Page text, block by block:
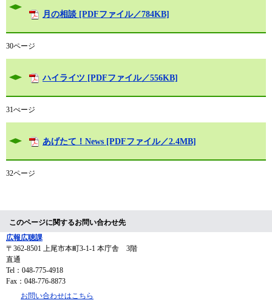
月の相談 [PDFファイル／784KB]
30ページ
ハイライツ [PDFファイル／556KB]
31ぺージ
あげたて！News [PDFファイル／2.4MB]
32ページ
このページに関するお問い合わせ先
広報広聴課
〒362-8501 上尾市本町3-1-1 本庁舎 3階
直通
Tel：048-775-4918
Fax：048-776-8873
お問い合わせはこちら